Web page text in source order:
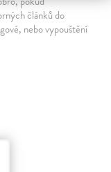
článků do
nebo vypouštění